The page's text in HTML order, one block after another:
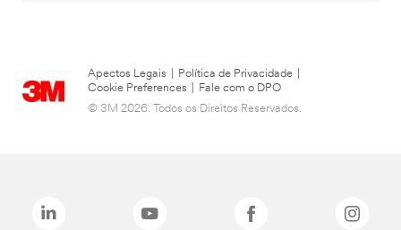
Apectos Legais Política de Privacidade
Cookie Preferences
Fale com o DPO
© 3M 2026. Todos os Direitos Reservados.